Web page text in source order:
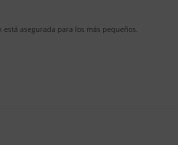
asegurada para los más pequeños.